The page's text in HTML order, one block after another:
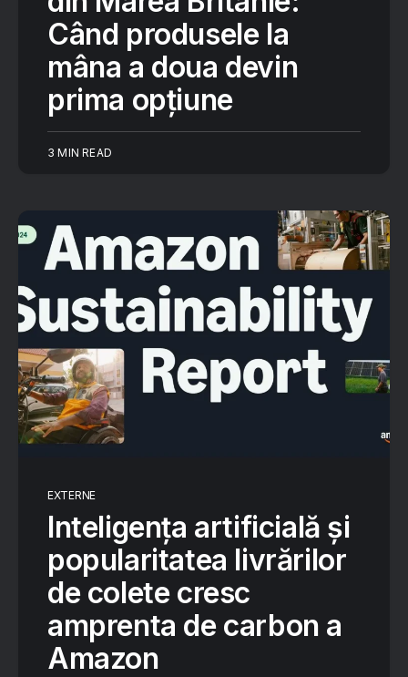
Când produsele la
mâna a doua devin
prima opțiune
3 MIN READ
EXTERNE
Inteligența artificială și
popularitatea livrărilor
de colete cresc
amprenta de carbon a
Amazon